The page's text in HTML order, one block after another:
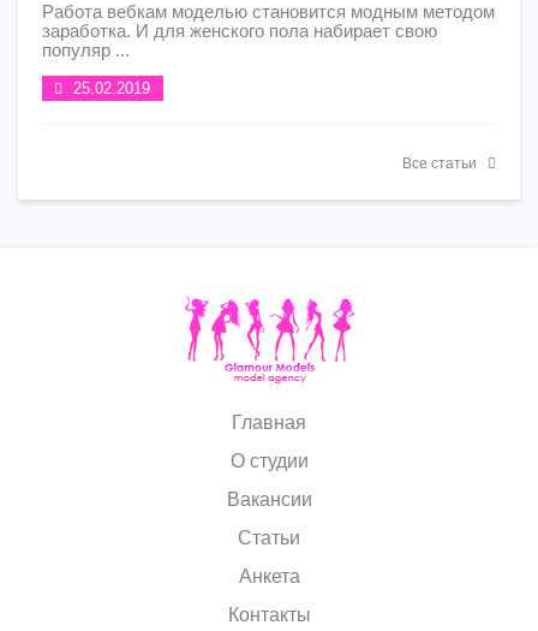
Работа вебкам моделью становится модным методом
заработка. И для женского пола набирает свою
популяр ...
25.02.2019
Все статьи
Главная
О студии
Вакансии
Статьи
Анкета
Контакты